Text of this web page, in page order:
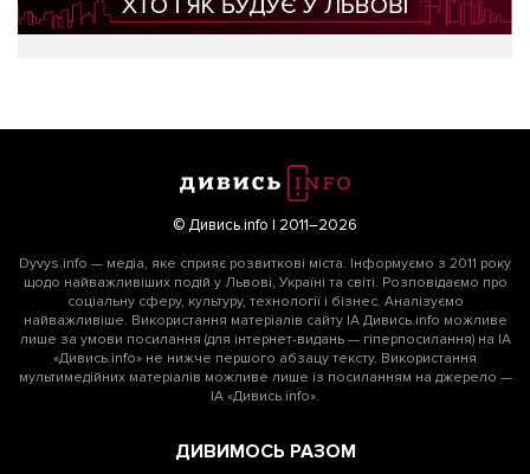
© Дивись.info | 2011–2026
Dyvys.info — медіа, яке сприяє розвиткові міста. Інформуємо з 2011 року
щодо найважливіших подій у Львові, Україні та світі. Розповідаємо про
соціальну сферу, культуру, технології і бізнес. Аналізуємо
найважливіше. Використання матеріалів сайту ІА Дивись.info можливе
лише за умови посилання (для інтернет-видань — гіперпосилання) на ІА
«Дивись.info» не нижче першого абзацу тексту. Використання
мультимедійних матеріалів можливе лише із посиланням на джерело —
ІА «Дивись.info».
ДИВИМОСЬ РАЗОМ